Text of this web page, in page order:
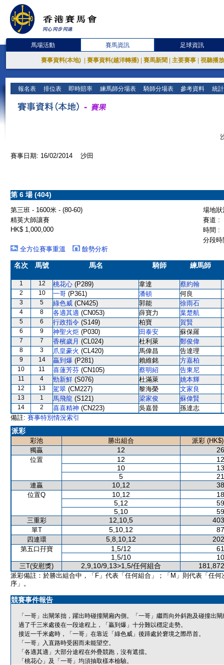
馬場活動 賽馬資訊 足球資訊
賽事資料(本地) 賽事資料(越洋轉播) 賽馬新聞 主要賽事 視聽播
報名表 排位表 即時賠率 練馬師分場表 騎師分場表 參考資料 統
賽事日期: 16/02/2014 沙田
第 6 場 (404)
第三班 - 1600米 - (80-60)
場地
精英大師讓賽
賽道 :
HK$ 1,000,000
時間 :
分段
全方位賽事重溫
餘勢分析
名次 馬號 馬名 騎師 練馬師
1 12 桃花心 (P289) 韋達 蔡約翰
2 10 一哥 (P361) 潘頓 何良
3 5 綠色威 (CN425) 郭能 徐雨石
4 8 各適其適 (CN053) 薛寶力 葉楚航
5 6 行政指令 (S149) 柏寶 賀賢
6 9 神聖火炬 (P030) 田泰安 蘇保羅
7 7 香檳歲月 (CL024) 杜利萊 鄭俊偉
8 3 爪皇豪火 (CL420) 馬偉昌 告達理
9 14 贏到爆 (P281) 賴維銘 方嘉柏
10 11 喜蓮芳芬 (CN105) 蔡明紹 告東尼
11 4 勁新鮮 (S076) 杜滿萊 姚本輝
12 13 駕翠 (CM227) 黎海榮 文家良
13 1 馬飛龍 (S121) 梁家俊 蘇偉賢
14 2 喜喜精神 (CN223) 吳嘉晉
孫達志
備註: 賽事特別情況索引
派彩
彩池 勝出組合
派彩 (HK$)
獨贏
12
位置 12
10
5
連贏 10,12
位置Q 10,12
5,12
5,10
三重彩 12,10,5
單T 5,10,12
四連環 5,8,10,12
第五口孖寶 1,5/12
1,5/10
三T(安慰獎) 2,9,10/9,13>1,5/任何組合
派彩備註：於勝出組合中，「F」代表「任何組合」；「M」則代表「任何
序」。
競賽事件報告
「一哥」出閘笨拙，躍出時碰撞閘廂內側。「一哥」繼而向外斜跑及碰撞出
過了千三米處後在一段途程上，「贏到爆」十分難以穩定走勢。
接近一千米處時，「一哥」在靠近「綠色威」後蹄處於窘境之際昂首。
「一哥」入直路時受困而未能望空。
「各適其適」大部分途程在外疊競跑，沒有遮擋。
「桃花心」及「一哥」均須抽取樣本檢驗。